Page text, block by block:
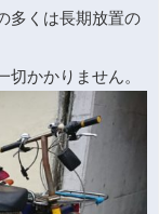
多くは長期放置の
かかりません。